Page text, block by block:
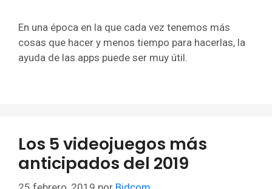
En una época en la que cada vez tenemos más
cosas que hacer y menos tiempo para hacerlas, la
ayuda de las apps puede ser muy útil.
Los 5 videojuegos más
anticipados del 2019